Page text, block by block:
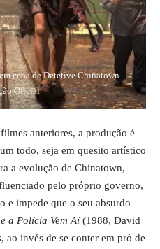
cena de Detetive Chinatown-
Oficial
anteriores, a produção é
todo, seja em quesito artístico
a evolução de Chinatown,
pelo próprio governo,
e impede que o seu absurdo
a Polícia Vem Aí(1988, David
ao invés de se conter em pró de